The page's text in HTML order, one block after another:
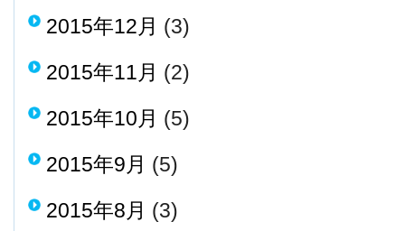
2015年12月 (3)
2015年11月 (2)
2015年10月 (5)
2015年9月 (5)
2015年8月 (3)